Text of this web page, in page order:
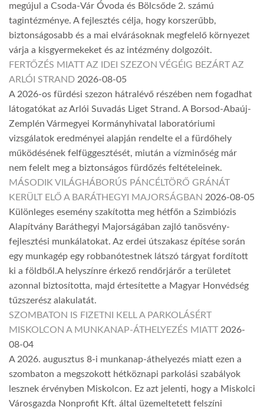
megújul a Csoda-Vár Óvoda és Bölcsőde 2. számú
tagintézménye. A fejlesztés célja, hogy korszerűbb,
biztonságosabb és a mai elvárásoknak megfelelő környezet
várja a kisgyermekeket és az intézmény dolgozóit.
FERTŐZÉS MIATT AZ IDEI SZEZON VÉGÉIG BEZÁRT AZ
ARLÓI STRAND 2026-08-05
A 2026-os fürdési szezon hátralévő részében nem fogadhat
látogatókat az Arlói Suvadás Liget Strand. A Borsod-Abaúj-
Zemplén Vármegyei Kormányhivatal laboratóriumi
vizsgálatok eredményei alapján rendelte el a fürdőhely
működésének felfüggesztését, miután a vízminőség már
nem felelt meg a biztonságos fürdőzés feltételeinek.
MÁSODIK VILÁGHÁBORÚS PÁNCÉLTÖRŐ GRÁNÁT
KERÜLT ELŐ A BARÁTHEGYI MAJORSÁGBAN 2026-08-05
Különleges esemény szakította meg hétfőn a Szimbiózis
Alapítvány Baráthegyi Majorságában zajló tanösvény-
fejlesztési munkálatokat. Az erdei útszakasz építése során
egy munkagép egy robbanótestnek látszó tárgyat fordított
ki a földből.A helyszínre érkező rendőrjárőr a területet
azonnal biztosította, majd értesítette a Magyar Honvédség
tűzszerész alakulatát.
SZOMBATON IS FIZETNI KELL A PARKOLÁSÉRT
MISKOLCON A MUNKANAP-ÁTHELYEZÉS MIATT 2026-
08-04
A 2026. augusztus 8-i munkanap-áthelyezés miatt ezen a
szombaton a megszokott hétköznapi parkolási szabályok
lesznek érvényben Miskolcon. Ez azt jelenti, hogy a Miskolci
Városgazda Nonprofit Kft. által üzemeltetett felszíni